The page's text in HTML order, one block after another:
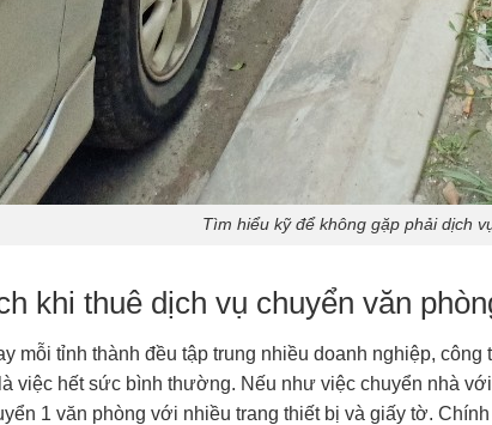
Tìm hiểu kỹ để không gặp phải dịch
khi thuê dịch vụ chuyển văn
mỗi tỉnh thành đều tập trung nhiều doanh nghiệp,
việc hết sức bình thường. Nếu như việc chuyển nhà
1 văn phòng với nhiều trang thiết bị và giấy tờ.